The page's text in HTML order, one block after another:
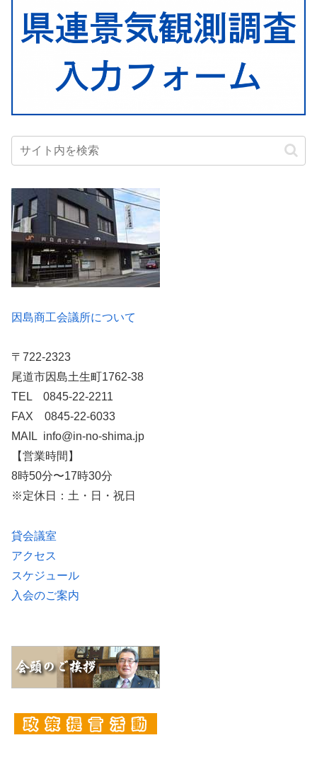
因島商工会議所について
〒722-2323
尾道市因島土生町1762-38
TEL 0845-22-2211
FAX 0845-22-6033
MAIL info@in-no-shima.jp
【営業時間】
8時50分〜17時30分
※定休日：土・日・祝日
貸会議室
アクセス
スケジュール
入会のご案内